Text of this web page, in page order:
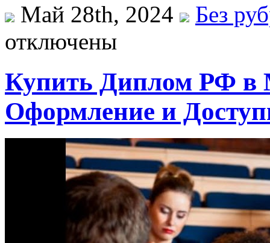
Май 28th, 2024
Без
отключены
Купить Диплом РФ в
Оформление и